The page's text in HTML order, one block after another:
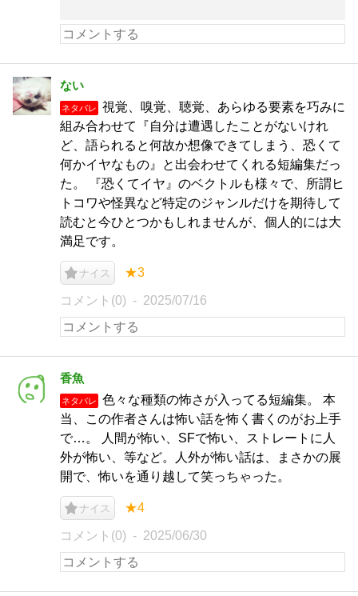
ない
ネタバレ
視覚、嗅覚、聴覚、あらゆる要素を巧みに
組み合わせて『自分は遭遇したことがないけれ
ど、語られると何故か想像できてしまう、恐くて
何かイヤなもの』と出会わせてくれる短編集だっ
た。 『恐くてイヤ』のベクトルも様々で、所謂ヒ
トコワや怪異など特定のジャンルだけを期待して
読むと今ひとつかもしれませんが、個人的には大
満足です。
ナイス ★3
コメント(0) 2025/07/16
香魚
ネタバレ
色々な種類の怖さが入ってる短編集。 本
当、この作者さんは怖い話を怖く書くのがお上手
で…。 人間が怖い、SFで怖い、ストレートに人
外が怖い、等など。人外が怖い話は、まさかの展
開で、怖いを通り越して笑っちゃった。
ナイス ★4
コメント(0) 2025/06/30